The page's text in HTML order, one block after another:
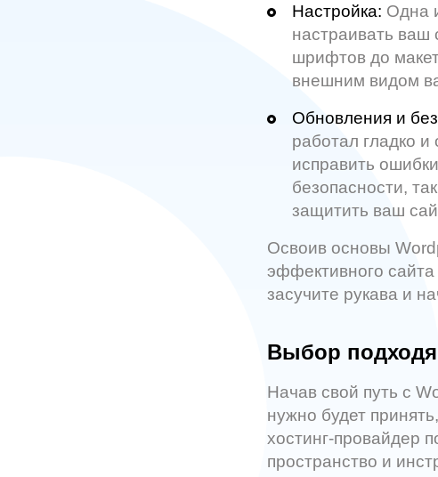
Настройка: Одна
настраивать ваш
шрифтов до
внешним видом
Обновления и
работал гладко
исправить
безопасности,
защитить ваш
Освоив основы
эффективного
засучите рукава и
Выбор
Начав свой путь с
нужно будет
хостинг-провайдер
пространство и